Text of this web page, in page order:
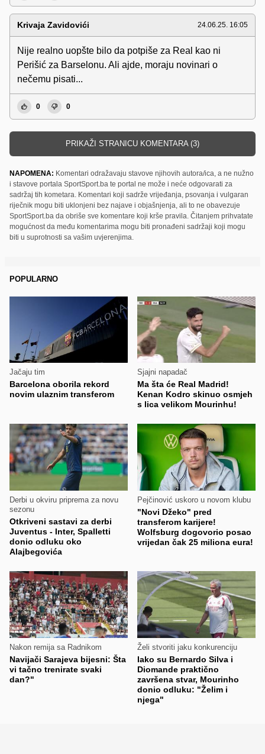
Krivaja Zavidovići 24.06.25. 16:05
Nije realno uopšte bilo da potpiše za Real kao ni
Perišić za Barselonu. Ali ajde, moraju novinari o
nečemu pisati...
0 0
PRIKAŽI STRANICU KOMENTARA (3)
NAPOMENA: Komentari odražavaju stavove njihovih autora/ica, a ne nužno
i stavove portala SportSport.ba te portal ne može i neće odgovarati za
sadržaj tih kometara. Komentari koji sadrže vrijeđanja, psovanja i vulgaran
riječnik mogu biti uklonjeni bez najave i objašnjenja, ali to ne obavezuje
SportSport.ba da obriše sve komentare koji krše pravila. Čitanjem prihvatate
mogućnost da među komentarima mogu biti pronađeni sadržaji koji mogu
biti u suprotnosti sa vašim uvjerenjima.
POPULARNO
Jačaju tim
Barcelona oborila rekord
novim ulaznim transferom
Sjajni napadač
Ma šta će Real Madrid!
Kenan Kodro skinuo osmjeh
s lica velikom Mourinhu!
Derbi u okviru priprema za novu
sezonu
Otkriveni sastavi za derbi
Juventus - Inter, Spalletti
donio odluku oko
Alajbegovića
Pejčinović uskoro u novom klubu
"Novi Džeko" pred
transferom karijere!
Wolfsburg dogovorio posao
vrijedan čak 25 miliona eura!
Nakon remija sa Radnikom
Navijači Sarajeva bijesni: Šta
vi tačno trenirate svaki
dan?"
Želi stvoriti jaku konkurenciju
Iako su Bernardo Silva i
Diomande praktično
završena stvar, Mourinho
donio odluku: "Želim i
njega"